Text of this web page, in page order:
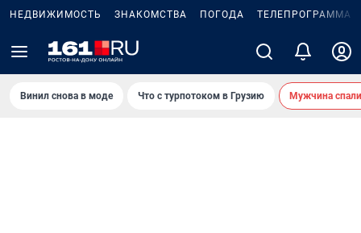
НЕДВИЖИМОСТЬ ЗНАКОМСТВА ПОГОДА ТЕЛЕПРОГРАММА
Винил снова в моде Что с турпотоком в Грузию Мужчина